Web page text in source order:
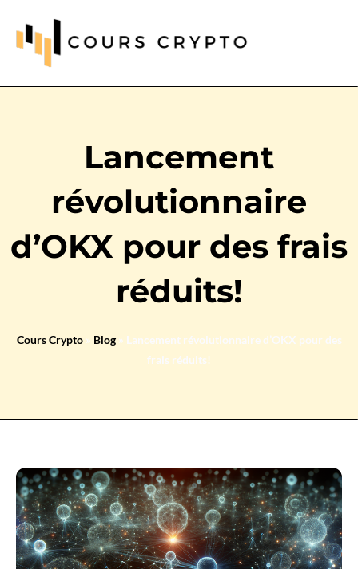
Lancement
révolutionnaire
d’OKX pour des frais
réduits!
Cours Crypto» Blog» Lancement révolutionnaire d’OKX pour des
frais réduits!